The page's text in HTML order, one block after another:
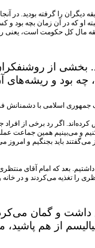
را گرفته بودید. در
او که در آن زمان بچه بود
مطلقه مال کل حکومت است،
بخشی از
بود و ریشه‌های
اسلامی با دشمنانش
اگر رد برخی از
و می‌بینیم همین جماعت
امام تا دیروز می‌گفتند باید
بعد که امام آقای
را تغذیه می‌کردند و در
و گمان
از هم پاشید،